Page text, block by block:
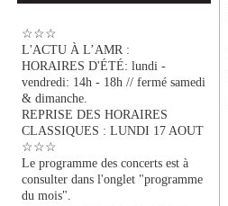
☆☆☆
L'ACTU À L’AMR :
HORAIRES D'ÉTÉ: lundi -
vendredi: 14h - 18h // fermé samedi
& dimanche.
REPRISE DES HORAIRES
CLASSIQUES : LUNDI 17 AOUT
☆☆☆
Le programme des concerts est à
consulter dans l'onglet "programme
du mois".